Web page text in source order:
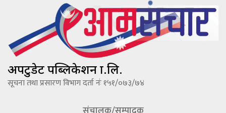
अपटुडेट पब्लिकेशन प्रा.लि.
सूचना तथा प्रसारण विभाग दर्ता नंः १५१/०७३/७४